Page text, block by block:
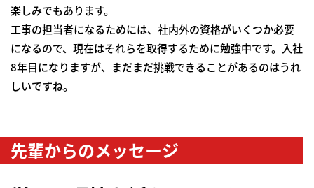
楽しみでもあります。
工事の担当者になるためには、社内外の資格がいくつか必要
になるので、現在はそれらを取得するために勉強中です。入社
8年目になりますが、まだまだ挑戦できることがあるのはうれ
しいですね。
先輩からのメッセージ